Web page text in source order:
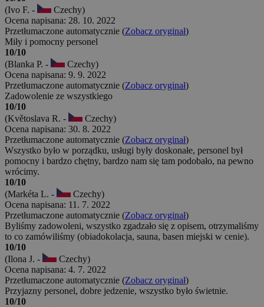
(Ivo F. -
Czechy)
Ocena napisana: 28. 10. 2022
Przetłumaczone automatycznie (Zobacz oryginał)
Miły i pomocny personel
10/10
(Blanka P. -
Czechy)
Ocena napisana: 9. 9. 2022
Przetłumaczone automatycznie (Zobacz oryginał)
Zadowolenie ze wszystkiego
10/10
(Květoslava R. -
Czechy)
Ocena napisana: 30. 8. 2022
Przetłumaczone automatycznie (Zobacz oryginał)
Wszystko było w porządku, usługi były doskonałe, personel był
pomocny i bardzo chętny, bardzo nam się tam podobało, na pewno
wrócimy.
10/10
(Markéta L. -
Czechy)
Ocena napisana: 11. 7. 2022
Przetłumaczone automatycznie (Zobacz oryginał)
Byliśmy zadowoleni, wszystko zgadzało się z opisem, otrzymaliśmy
to co zamówiliśmy (obiadokolacja, sauna, basen miejski w cenie).
10/10
(Ilona J. -
Czechy)
Ocena napisana: 4. 7. 2022
Przetłumaczone automatycznie (Zobacz oryginał)
Przyjazny personel, dobre jedzenie, wszystko było świetnie.
10/10